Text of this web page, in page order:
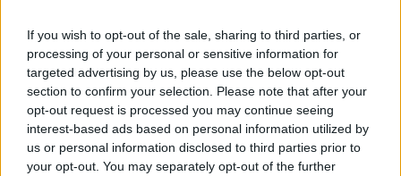
If you wish to opt-out of the sale, sharing to third parties, or
processing of your personal or sensitive information for
targeted advertising by us, please use the below opt-out
section to confirm your selection. Please note that after your
opt-out request is processed you may continue seeing
interest-based ads based on personal information utilized by
us or personal information disclosed to third parties prior to
your opt-out. You may separately opt-out of the further
autópálya útépítés M1-es autópálya Bicske
M1 bővítés: már zajlik a teljesen új Bicske Kelet
csomópont építése
Tizenegy meglévő csomópontot korszerűsít és négy új,
különszintű csomópontot hoz létre az MKIF az M1-es
bővítésénél.